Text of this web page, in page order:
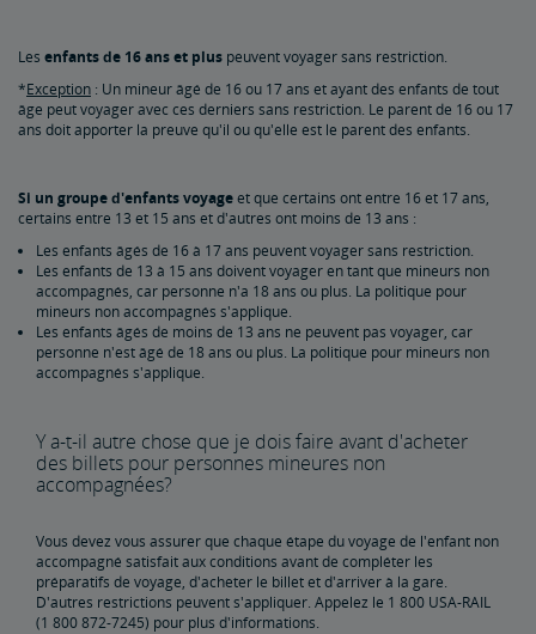
Les enfants de 16 ans et plus peuvent voyager sans restriction.
*Exception : Un mineur âgé de 16 ou 17 ans et ayant des enfants de tout
âge peut voyager avec ces derniers sans restriction. Le parent de 16 ou 17
ans doit apporter la preuve qu'il ou qu'elle est le parent des enfants.
Si un groupe d'enfants voyageet que certains ont entre 16 et 17 ans,
certains entre 13 et 15 ans et d'autres ont moins de 13 ans :
Les enfants âgés de 16 à 17 ans peuvent voyager sans restriction.
Les enfants de 13 à 15 ans doivent voyager en tant que mineurs non
accompagnés, car personne n'a 18 ans ou plus. La politique pour
mineurs non accompagnés s'applique.
Les enfants âgés de moins de 13 ans ne peuvent pas voyager, car
personne n'est âgé de 18 ans ou plus. La politique pour mineurs non
accompagnés s'applique.
Y a-t-il autre chose que je dois faire avant d'acheter
des billets pour personnes mineures non
accompagnées?
Vous devez vous assurer que chaque étape du voyage de l'enfant non
accompagné satisfait aux conditions avant de compléter les
préparatifs de voyage, d'acheter le billet et d'arriver à la gare.
D'autres restrictions peuvent s'appliquer. Appelez le 1 800 USA-RAIL
(1 800 872-7245) pour plus d'informations.